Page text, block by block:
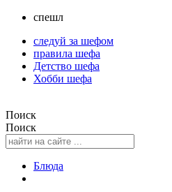
спешл
следуй за шефом
правила шефа
Детство шефа
Хобби шефа
Поиск
Поиск
Блюда